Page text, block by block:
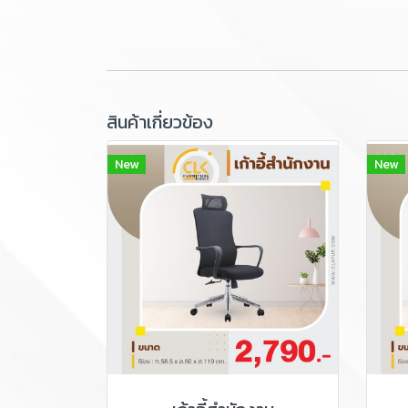
สินค้าเกี่ยวข้อง
New New